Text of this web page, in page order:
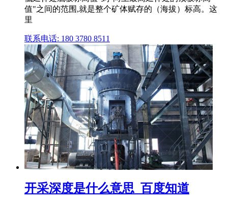
值"之间的范围,就是整个矿体赋存的（海拔）标高。这
里
联系电话: 180 3780 8511
开采深度是什么意思_百度知道